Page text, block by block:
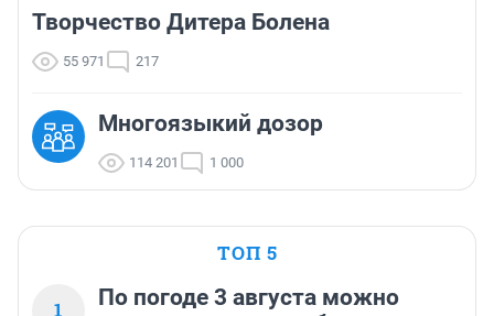
Творчество Дитера Болена
55 971 217
Многоязыкий дозор
114 201 1 000
ТОП 5
1
По погоде 3 августа можно